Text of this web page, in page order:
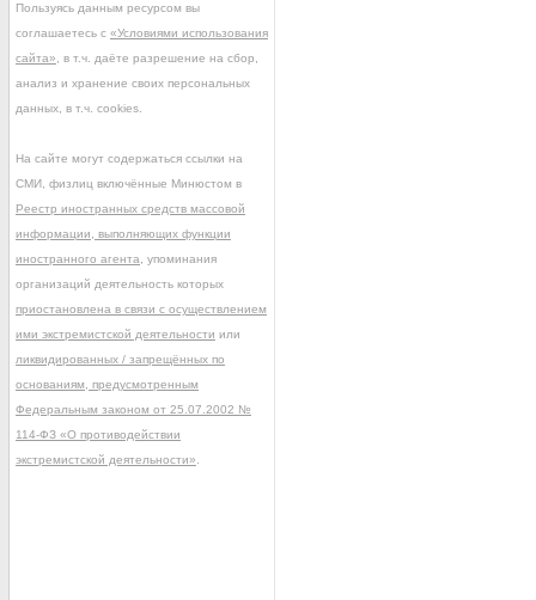
Пользуясь данным ресурсом вы
соглашаетесь с «Условиями использования
сайта» , в т.ч. даёте разрешение на сбор,
анализ и хранение своих персональных
данных, в т.ч. cookies.
На сайте могут содержаться ссылки на
СМИ, физлиц включённые Минюстом в
Реестр иностранных средств массовой
информации, выполняющих функции
иностранного агента , упоминания
организаций деятельность которых
приостановлена в связи с осуществлением
ими экстремистской деятельности или
ликвидированных / запрещённых по
основаниям, предусмотренным
Федеральным законом от 25.07.2002 №
114-ФЗ «О противодействии
экстремистской деятельности»